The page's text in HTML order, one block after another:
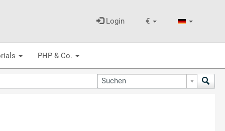
€
Login
PHP & Co.